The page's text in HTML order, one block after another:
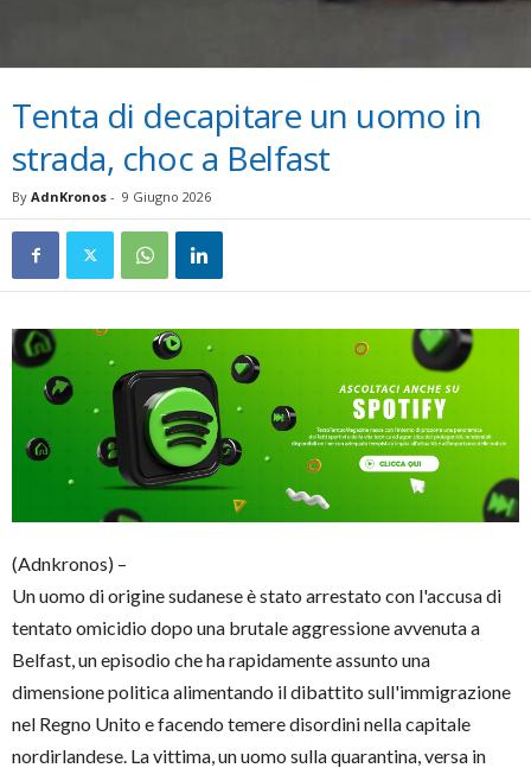
Tenta di decapitare un uomo in
strada, choc a Belfast
By AdnKronos - 9 Giugno 2026
(Adnkronos) –
Un uomo di origine sudanese è stato arrestato con l'accusa di
tentato omicidio dopo una brutale aggressione avvenuta a
Belfast, un episodio che ha rapidamente assunto una
dimensione politica alimentando il dibattito sull'immigrazione
nel Regno Unito e facendo temere disordini nella capitale
nordirlandese. La vittima, un uomo sulla quarantina, versa in